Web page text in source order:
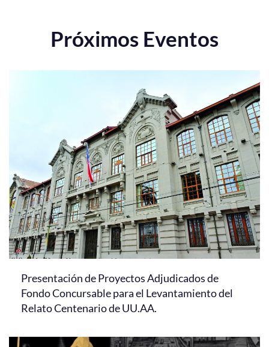
Próximos Eventos
Presentación de Proyectos Adjudicados de
Fondo Concursable para el Levantamiento del
Relato Centenario de UU.AA.